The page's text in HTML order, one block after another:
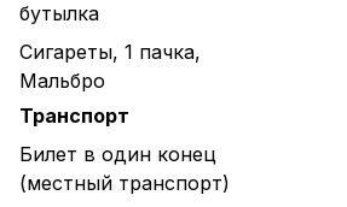
бутылка
Сигареты, 1 пачка,
Мальбро
Транспорт
Билет в один конец
(местный транспорт)